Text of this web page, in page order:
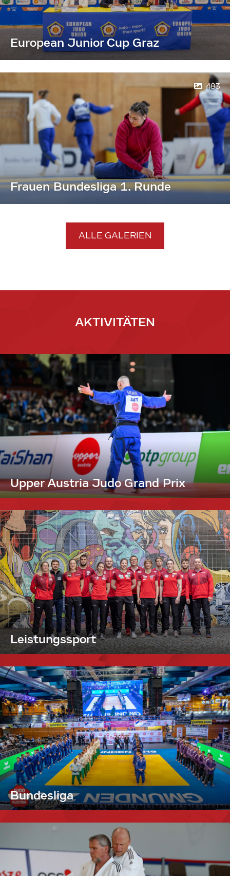
European Junior Cup Graz
483
Frauen Bundesliga 1. Runde
ALLE GALERIEN
AKTIVITÄTEN
Upper Austria Judo Grand Prix
Leistungssport
Bundesliga